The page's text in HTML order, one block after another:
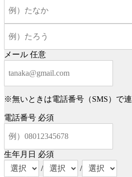
メール 任意
※無いときは電話番号（SMS）で
電話番号 必須
生年月日 必須
/
/